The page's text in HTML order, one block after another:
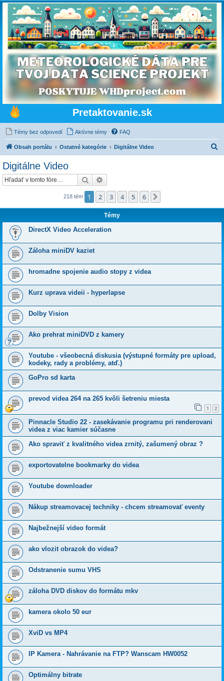
Pretaktovanie.sk
Témy bez odpovedí Aktívne témy FAQ
Obsah portálu Ostatné kategórie Digitálne Video
Digitálne Video
Hľadať
218 tém 1 2 3 4 5 6
Témy
DirectX Video Acceleration
Záloha miniDV kaziet
hromadne spojenie audio stopy z videa
Kurz uprava videii - hyperlapse
Dolby Vision
Ako prehrat miniDVD z kamery
Youtube - všeobecná diskusia (výstupné formáty pre upload,
kodeky, rady a problémy, atď.)
GoPro sd karta
prevod videa 264 na 265 kvôli šetreniu miesta
1 2
Pinnacle Studio 22 - zasekávanie programu pri renderovani
videa z viac kamier súčasne
Ako spraviť z kvalitného videa zrnitý, zašumený obraz ?
exportovatelne bookmarky do videa
Youtube downloader
Nákup streamovacej techniky - chcem streamovať eventy
Najbežnejší video formát
ako vlozit obrazok do videa?
Odstranenie sumu VHS
záloha DVD diskov do formátu mkv
kamera okolo 50 eur
XviD vs MP4
IP Kamera - Nahrávanie na FTP? Wanscam HW0052
Optimálny bitrate